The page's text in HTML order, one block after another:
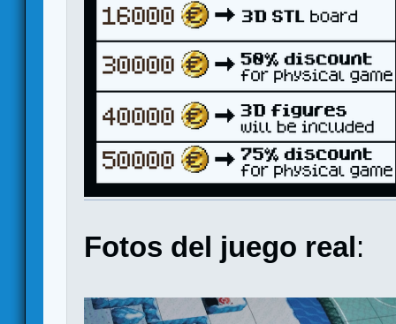
Fotos del juego real: